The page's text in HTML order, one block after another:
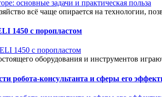
всё чаще опирается на технологии,
1450 с поропластом
оборудования и инструментов
робота-консультанта и сферы его